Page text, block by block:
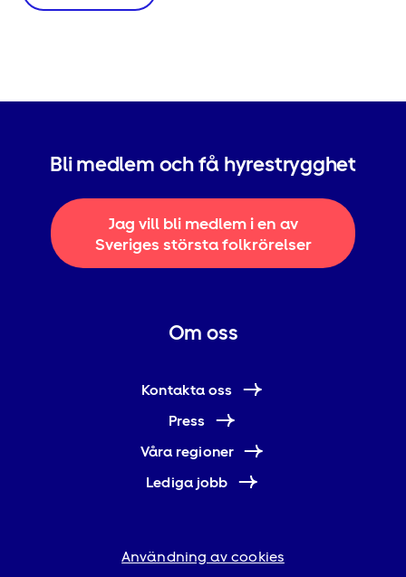
Bli medlem och få hyrestrygghet
Jag vill bli medlem i en av
Sveriges största folkrörelser
Om oss
Kontakta oss
Press
Våra regioner
Lediga jobb
Användning av cookies